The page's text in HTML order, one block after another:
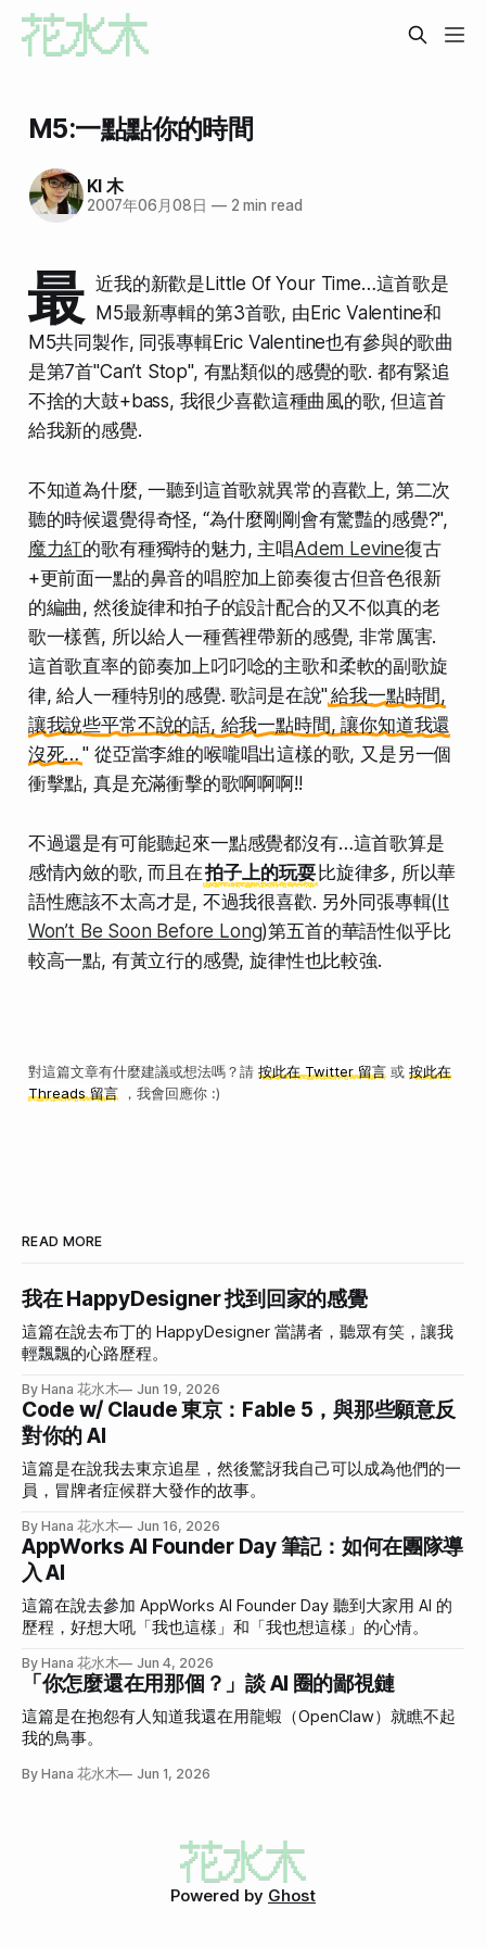
M5:一點點你的時間
KI 木
2007年06月08日 —2 min read
最 近我的新歡是Little Of Your Time…這首歌是
M5最新專輯的第3首歌, 由Eric Valentine和
M5共同製作, 同張專輯Eric Valentine也有參與的歌曲
是第7首"Can’t Stop", 有點類似的感覺的歌. 都有緊追
不捨的大鼓+bass, 我很少喜歡這種曲風的歌, 但這首
給我新的感覺.
不知道為什麼, 一聽到這首歌就異常的喜歡上, 第二次
聽的時候還覺得奇怪, “為什麼剛剛會有驚豔的感覺?",
魔力紅的歌有種獨特的魅力, 主唱Adem Levine復古
+更前面一點的鼻音的唱腔加上節奏復古但音色很新
的編曲, 然後旋律和拍子的設計配合的又不似真的老
歌一樣舊, 所以給人一種舊裡帶新的感覺, 非常厲害.
這首歌直率的節奏加上叼叼唸的主歌和柔軟的副歌旋
律, 給人一種特別的感覺. 歌詞是在說"給我一點時間,
讓我說些平常不說的話, 給我一點時間, 讓你知道我還
沒死… " 從亞當李維的喉嚨唱出這樣的歌, 又是另一個
衝擊點, 真是充滿衝擊的歌啊啊啊!!
不過還是有可能聽起來一點感覺都沒有…這首歌算是
感情內斂的歌, 而且在拍子上的玩耍比旋律多, 所以華
語性應該不太高才是, 不過我很喜歡. 另外同張專輯(It
Won’t Be Soon Before Long)第五首的華語性似乎比
較高一點, 有黃立行的感覺, 旋律性也比較強.
對這篇文章有什麼建議或想法嗎？請 按此在 Twitter 留言或 按此在
Threads 留言，我會回應你 :)
READ MORE
我在 HappyDesigner 找到回家的感覺
這篇在說去布丁的 HappyDesigner 當講者，聽眾有笑，讓我
輕飄飄的心路歷程。
By Hana 花水木 Jun 19, 2026
Code w/ Claude 東京：Fable 5，與那些願意反
對你的 AI
這篇是在說我去東京追星，然後驚訝我自己可以成為他們的一
員，冒牌者症候群大發作的故事。
By Hana 花水木 Jun 16, 2026
AppWorks AI Founder Day 筆記：如何在團隊導
入 AI
這篇在說去參加 AppWorks AI Founder Day 聽到大家用 AI 的
歷程，好想大吼「我也這樣」和「我也想這樣」的心情。
By Hana 花水木 Jun 4, 2026
「你怎麼還在用那個？」談 AI 圈的鄙視鏈
這篇是在抱怨有人知道我還在用龍蝦（OpenClaw）就瞧不起
我的鳥事。
By Hana 花水木 Jun 1, 2026
Powered by Ghost